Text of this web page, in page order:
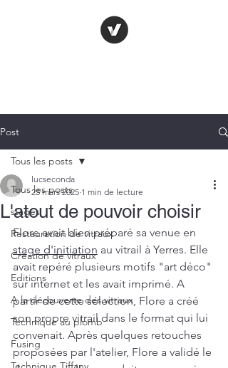
Post
Tous les posts
stages
Restauration de vitraux
Création de vitraux
Editions
A la découverte des vitraux
Technique au plomb
Fusing
Tous les posts
L'atout de pouvoir choisir
lucseconda
25 mars 2025 1 min de lecture
Flore avait bien préparé sa venue en
stage d'initiation au vitrail à Yerres. Elle
avait repéré plusieurs motifs "art déco"
sur internet et les avait imprimé. A
partir de cette sélection, Flore a créé
son propre vitrail dans le format qui lui
convenait. Après quelques retouches
proposées par l'atelier, Flore a validé le